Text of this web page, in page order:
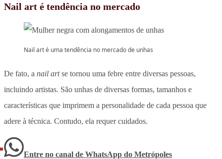
Nail art é tendência no mercado
Nail art é uma tendência no mercado de unhas
De fato, a nail artse tornou uma febre entre diversas pessoas,
incluindo artistas. São unhas de diversas formas, tamanhos e
características que imprimem a personalidade de cada pessoa que
adere à técnica. Contudo, ela requer cuidados.
Entre no canal de WhatsApp do Metrópoles